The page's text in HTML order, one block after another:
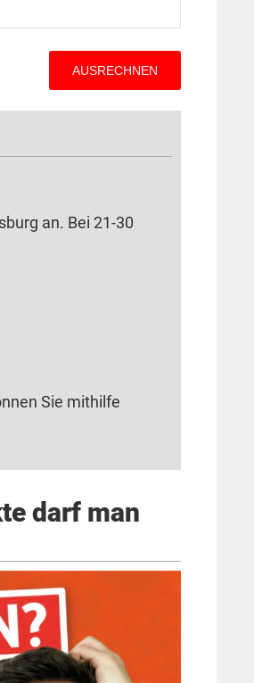
an. Bei 21-30
Sie mithilfe
darf man